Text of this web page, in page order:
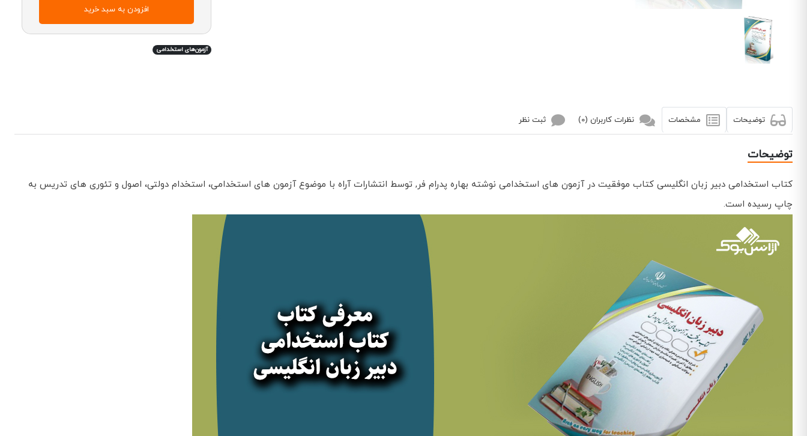
افزودن به سبد خرید
آزمون‌های استخدامی
توضیحات مشخصات نظرات کاربران (0) ثبت نظر
توضیحات
کتاب استخدامی دبیر زبان انگلیسی کتاب موفقیت در آزمون های استخدامی نوشته بهاره پدرام فر, توسط انتشارات آراه با موضوع آزمون های استخدامی، استخدام دولتی، اصول و تئوری های تدریس به
چاپ رسیده است.